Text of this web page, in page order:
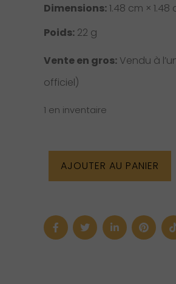
Dimensions:1.48 cm ×
Poids: 22 g
Vente en gros: Vendu à
officiel)
1 en inventaire
–
Oeil
AJOUTER AU PANIER